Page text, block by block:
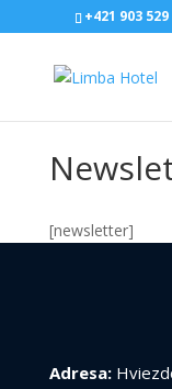
+421 903 529
[newsletter]
Adresa: